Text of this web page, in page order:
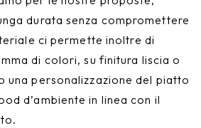
durata senza compromettere
ci permette inoltre di
di colori, su finitura liscia o
una personalizzazione del piatto
d’ambiente in linea con il